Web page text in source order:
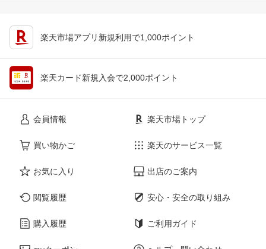
楽天市場アプリ新規利用で1,000ポイント
楽天カード新規入会で2,000ポイント
会員情報
買い物かご
お気に入り
閲覧履歴
購入履歴
楽天市場トップ
楽天のサービス一覧
出店のご案内
安心・安全の取り組み
ご利用ガイド